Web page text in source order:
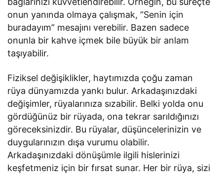
onun yanında olmaya çalışmak, “Senin için
buradayım” mesajını verebilir. Bazen sadece
onunla bir kahve içmek bile büyük bir anlam
taşıyabilir.
Fiziksel değişiklikler, haytımızda çoğu zaman
rüya dünyamızda yankı bulur. Arkadaşınızdaki
değişimler, rüyalarınıza sızabilir. Belki yolda onu
gördüğünüz bir rüyada, ona tekrar sarıldığınızı
göreceksinizdir. Bu rüyalar, düşüncelerinizin ve
duygularınızın dışa vurumu olabilir.
Arkadaşınızdaki dönüşümle ilgili hislerinizi
keşfetmeniz için bir fırsat sunar. Her bir rüya, sizi